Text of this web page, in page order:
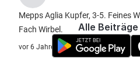
Mepps Aglia Kupfer, 3-5. Feines
Fach Wirbel.
vor 6 Jahre
Alle